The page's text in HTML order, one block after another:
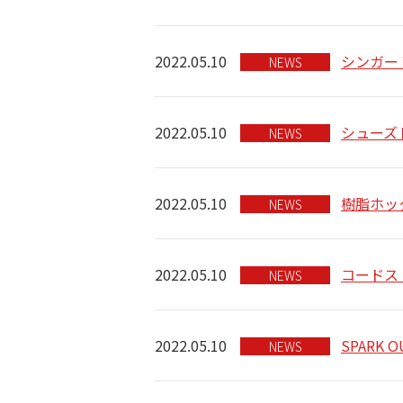
2022.05.10 NEWS シンガー
2022.05.10 NEWS シュー
2022.05.10 NEWS 樹脂ホッ
2022.05.10 NEWS コード
2022.05.10 NEWS SPARK